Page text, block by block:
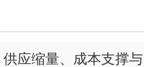
供应缩量、成本支撑